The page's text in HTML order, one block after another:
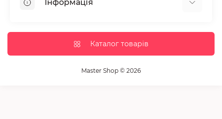
Парафінотерапія
Вії та брови
Дезінфекція та стерилізація
Пензлики і набори для макіяжу
Інформація
Доставка та оплата
Корисні статті
Каталог товарів
Master Shop © 2026